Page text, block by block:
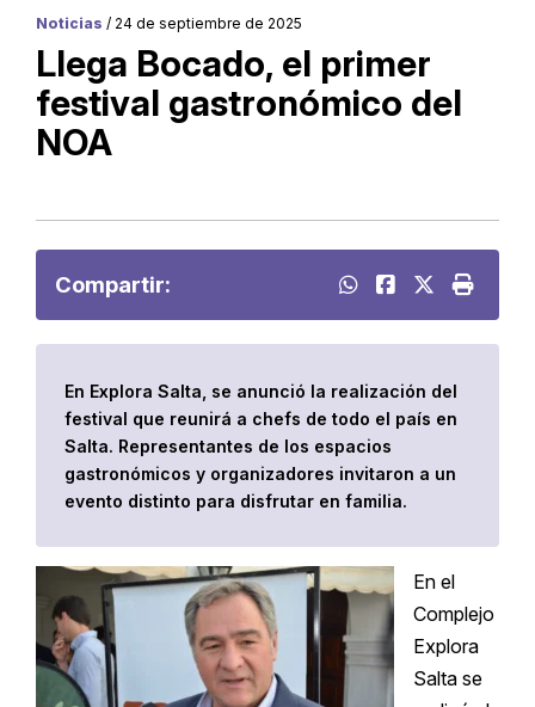
Noticias / 24 de septiembre de 2025
Llega Bocado, el primer
festival gastronómico del
NOA
Compartir:
En Explora Salta, se anunció la realización del
festival que reunirá a chefs de todo el país en
Salta. Representantes de los espacios
gastronómicos y organizadores invitaron a un
evento distinto para disfrutar en familia.
En el
Complejo
Explora
Salta se